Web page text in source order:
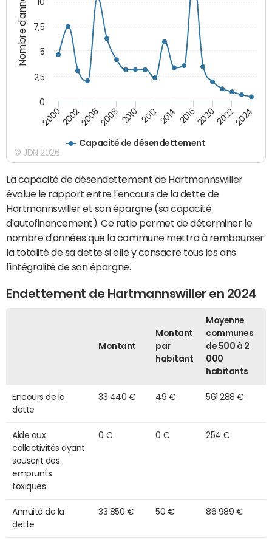
Nombre d'années
Capacité de désendettement
2000200220062008 2010 2012 2014 2016202020222024
0
2,5
5
7,5
© JDN 2026
La capacité de désendettement de Hartmannswiller
évalue le rapport entre l'encours de la dette de
Hartmannswiller et son épargne (sa capacité
d'autofinancement). Ce ratio permet de déterminer le
nombre d'années que la commune mettra à rembourser
la totalité de sa dette si elle y consacre tous les ans
l'intégralité de son épargne.
Endettement de Hartmannswiller en 2024
Montant
Montant
par
habitant
Moyenne
communes
de 500 à 2
000
habitants
Encours de la
dette
33 440 € 49 € 561 288 €
Aide aux
collectivités ayant
souscrit des
emprunts
toxiques
0 € 0 € 254 €
Annuité de la
dette
33 850 € 50 € 86 989 €